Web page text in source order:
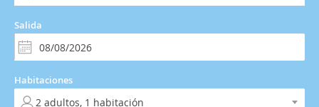
Salida
Habitaciones